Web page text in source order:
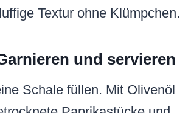
Textur ohne Klümpchen.
und servieren
Schale füllen. Mit Olivenöl